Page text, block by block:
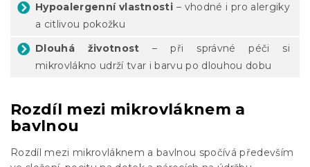
Hypoalergenní vlastnosti – vhodné i pro alergiky
a citlivou pokožku
Dlouhá životnost – při správné péči si
mikrovlákno udrží tvar i barvu po dlouhou dobu
Rozdíl mezi mikrovláknem a
bavlnou
Rozdíl mezi mikrovláknem a bavlnou spočívá především